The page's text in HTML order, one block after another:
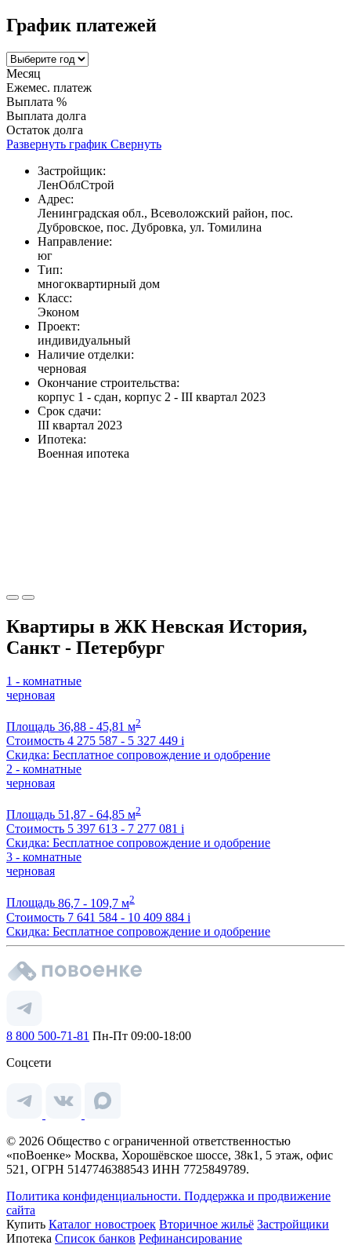
График платежей
Месяц
Ежемес. платеж
Выплата %
Выплата долга
Остаток долга
Развернуть график Свернуть
Застройщик:
ЛенОблСтрой
Адрес:
Ленинградская обл., Всеволожский район, пос.
Дубровское, пос. Дубровка, ул. Томилина
Направление:
юг
Тип:
многоквартирный дом
Класс:
Эконом
Проект:
индивидуальный
Наличие отделки:
черновая
Окончание строительства:
корпус 1 - сдан, корпус 2 - III квартал 2023
Срок сдачи:
III квартал 2023
Ипотека:
Военная ипотека
Квартиры в ЖК Невская История,
Санкт - Петербург
1 - комнатные
черновая
Площадь 36,88 - 45,81 м2
Стоимость 4 275 587 - 5 327 449 i
Скидка: Бесплатное сопровождение и одобрение
2 - комнатные
черновая
Площадь 51,87 - 64,85 м2
Стоимость 5 397 613 - 7 277 081 i
Скидка: Бесплатное сопровождение и одобрение
3 - комнатные
черновая
Площадь 86,7 - 109,7 м2
Стоимость 7 641 584 - 10 409 884 i
Скидка: Бесплатное сопровождение и одобрение
8 800 500-71-81 Пн-Пт 09:00-18:00
Соцсети
© 2026 Общество с ограниченной ответственностью
«поВоенке» Москва, Хорошёвское шоссе, 38к1, 5 этаж, офис
521, ОГРН 5147746388543 ИНН 7725849789.
Политика конфиденциальности. Поддержка и продвижение
сайта
Купить Каталог новостроек Вторичное жильё Застройщики
Ипотека Список банков Рефинансирование